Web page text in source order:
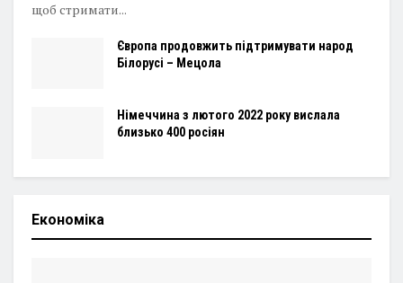
щоб стримати...
Європа продовжить підтримувати народ
Білорусі – Мецола
Німеччина з лютого 2022 року вислала
близько 400 росіян
Економіка